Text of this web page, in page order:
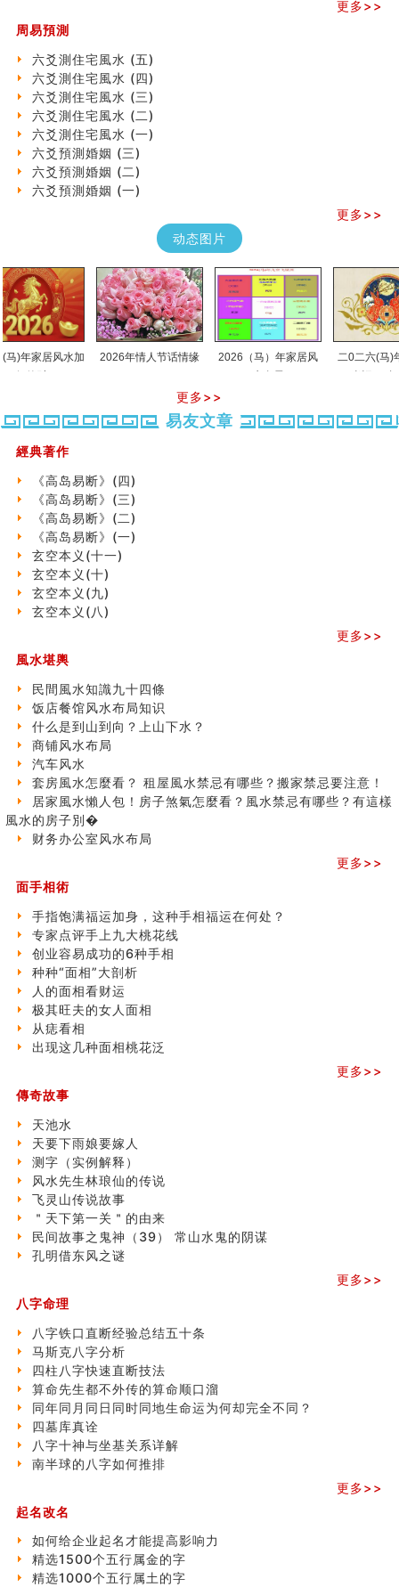
四柱八字快速直断技法
《高岛易断》(二)
创业容易成功的6种手相
算命先生都不外传的算命顺口溜
什么是到山到向？上山下水？
六爻算卦：我能面试升职吗？
《高岛易断》(一)
朱德總司命造 (名⼈⼋字淺析九）
刘燮鈞讲人相 手相论财运
同年同月同日同时同地生命运为何却完全不同？
商舖大門的風水原則 (上)
玄空本义(十一)
家居常見風水形煞及化解方法 (三)
预测开店怎么样
一篇文章解答八字命理所有困惑
汽车风水
姓名字义玄机藏凶吉
玄空本义(十)
六爻占卜预测考试结果
四墓库真诠
套房風水怎麼看？ 租屋風水禁忌有哪些？搬家禁忌要注
意！
精选1500个五行属金的字
玄空本义(九)
八字十神与坐基关系详解
玄空本义(八)
六爻算卦：测腹中胎儿是男是女
中國改革開放總設計師鄧小平命造 (名人八字淺析八）
测字（实例解释）
精选1000个五行属火的字
玄空本义(七)
刘燮鈞讲人相 手纹与命运(二)
商铺如何摆放物品催财招财
极其旺夫的女人面相
家居常見風水形煞及化解方法 (二)
南半球的八字如何推排
玄空本义(六)
额相与命运
风水先生林琅仙的传说
从痣看相
姓名陰陽配置的凶吉
六爻測住宅風水 (四)
玄空本义 (五)
财务办公室风水布局
精选1500个五行属木的字
八字算命：女命八字里日坐伤官克夫？
订婚就是定结婚日子吗
清朝慈禧太后命造 (名人八字淺析七）
玄空本义 (三)
飞灵山传说故事
命理解说：想请问什么时候能够遇到姻缘结婚？
商舖選址的風水講究 (下)
吉凶神跳上大运时的断法【四柱技巧】
家居常見風水形煞及化解方法 (一)
玄空本义 (二)
出现这几种面相桃花泛
寓意好的五行属水的汉字有哪些？五行属水的汉字大全
玄空本义 (一)
＂天下第一关＂的由来
无名指长的人有艺术天赋？手指长短能看出什么？
六爻測住宅風水 (三)
別再一知半解！正解住宅風水十大禁忌
《盲派命理》 ( 十六）
風水辟邪大全
更多>>
周易預測
六爻測住宅風水 (五)
六爻測住宅風水 (四)
六爻測住宅風水 (三)
六爻測住宅風水 (二)
六爻測住宅風水 (一)
六爻預測婚姻 (三)
六爻預測婚姻 (二)
六爻預測婚姻 (一)
更多>>
动态图片
家居风水加
2026年情人节话情缘
2026（马）年家居风
二0二六(马)年十
更多>>
易友文章
經典著作
《高岛易断》(四)
《高岛易断》(三)
《高岛易断》(二)
《高岛易断》(一)
玄空本义(十一)
玄空本义(十)
玄空本义(九)
玄空本义(八)
更多>>
風水堪輿
民間風水知識九十四條
饭店餐馆风水布局知识
什么是到山到向？上山下水？
商铺风水布局
汽车风水
套房風水怎麼看？ 租屋風水禁忌有哪些？搬家禁忌要注意！
居家風水懶人包！房子煞氣怎麼看？風水禁忌有哪些？有這樣
風水的房子別�
财务办公室风水布局
更多>>
面手相術
手指饱满福运加身，这种手相福运在何处？
专家点评手上九大桃花线
创业容易成功的6种手相
种种“面相”大剖析
人的面相看财运
极其旺夫的女人面相
从痣看相
出现这几种面相桃花泛
更多>>
傳奇故事
天池水
天要下雨娘要嫁人
测字（实例解释）
风水先生林琅仙的传说
飞灵山传说故事
＂天下第一关＂的由来
民间故事之鬼神（39） 常山水鬼的阴谋
孔明借东风之谜
更多>>
八字命理
八字铁口直断经验总结五十条
马斯克八字分析
四柱八字快速直断技法
算命先生都不外传的算命顺口溜
同年同月同日同时同地生命运为何却完全不同？
四墓库真诠
八字十神与坐基关系详解
南半球的八字如何推排
更多>>
起名改名
如何给企业起名才能提高影响力
精选1500个五行属金的字
精选1000个五行属土的字